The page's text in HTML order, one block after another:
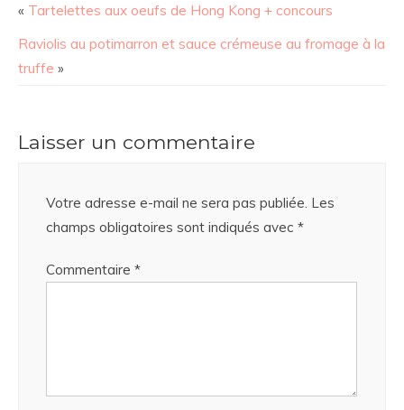
« Tartelettes aux oeufs de Hong Kong + concours
Raviolis au potimarron et sauce crémeuse au fromage à la
truffe »
Laisser un commentaire
Votre adresse e-mail ne sera pas publiée. Les
champs obligatoires sont indiqués avec *
Commentaire *